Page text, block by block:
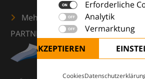
Erforderliche
Analytik
Vermarktung
ALLE AKZEPTIEREN
Cookies
Mehr erfahren
PARTNER